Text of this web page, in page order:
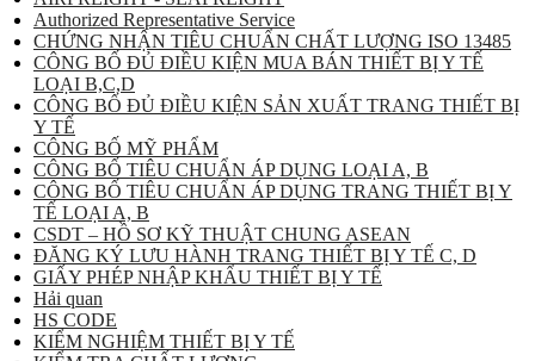
Authorized Representative Service
CHỨNG NHẬN TIÊU CHUẨN CHẤT LƯỢNG ISO 13485
CÔNG BỐ ĐỦ ĐIỀU KIỆN MUA BÁN THIẾT BỊ Y TẾ
LOẠI B,C,D
CÔNG BỐ ĐỦ ĐIỀU KIỆN SẢN XUẤT TRANG THIẾT BỊ
Y TẾ
CÔNG BỐ MỸ PHẨM
CÔNG BỐ TIÊU CHUẨN ÁP DỤNG LOẠI A, B
CÔNG BỐ TIÊU CHUẨN ÁP DỤNG TRANG THIẾT BỊ Y
TẾ LOẠI A, B
CSDT – HỒ SƠ KỸ THUẬT CHUNG ASEAN
ĐĂNG KÝ LƯU HÀNH TRANG THIẾT BỊ Y TẾ C, D
GIẤY PHÉP NHẬP KHẨU THIẾT BỊ Y TẾ
Hải quan
HS CODE
KIỂM NGHIỆM THIẾT BỊ Y TẾ